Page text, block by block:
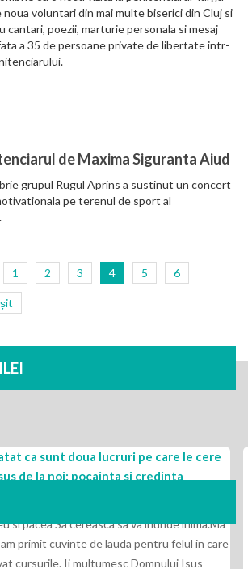
voluntari din mai multe biserici din Cluj si
cantari, poezii, marturie personala si mesaj
a 35 de persoane private de libertate intr-
de Maxima Siguranta Aiud
grupul Rugul Aprins a sustinut un concert
pe terenul de sport al
1 2 3 4 5 6
ca sunt doua lucruri pe care le cere
de la noi: pocainta si credinta
randuri sa va gaseasca dupa voia lui
Sa cereasca sa va inunde inima.Ma
cuvinte de lauda pentru felul in care
Ii multumesc Domnului Isus